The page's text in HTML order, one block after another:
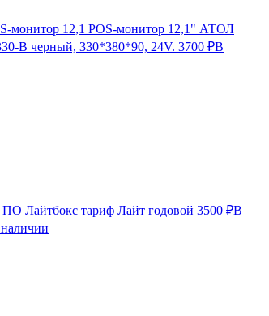
POS-монитор 12,1" АТОЛ
B черный, 330*380*90, 24V. 3700 ₽В
ПО Лайтбокс тариф Лайт годовой 3500 ₽В